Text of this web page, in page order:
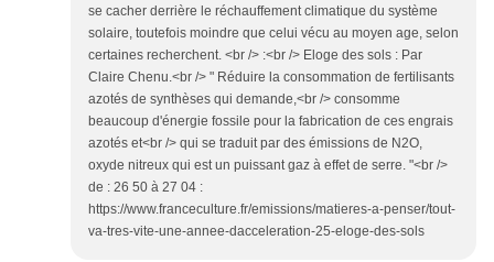
se cacher derrière le réchauffement climatique du système
solaire, toutefois moindre que celui vécu au moyen age, selon
certaines recherchent. <br /> :<br /> Eloge des sols : Par
Claire Chenu.<br /> " Réduire la consommation de fertilisants
azotés de synthèses qui demande,<br /> consomme
beaucoup d'énergie fossile pour la fabrication de ces engrais
azotés et<br /> qui se traduit par des émissions de N2O,
oxyde nitreux qui est un puissant gaz à effet de serre. "<br />
de : 26 50 à 27 04 :
https://www.franceculture.fr/emissions/matieres-a-penser/tout-
va-tres-vite-une-annee-dacceleration-25-eloge-des-sols